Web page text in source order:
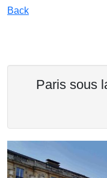
Back
Paris sous